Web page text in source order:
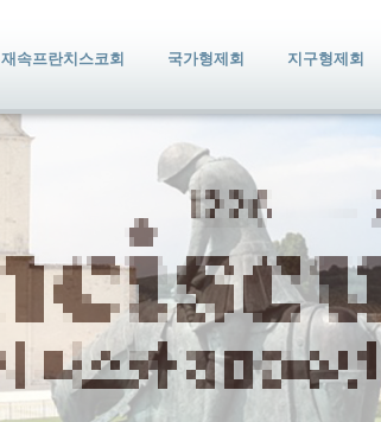
재속프란치스코회 국가형제회 지구형제회